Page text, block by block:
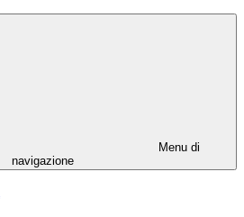
Menu di
navigazione